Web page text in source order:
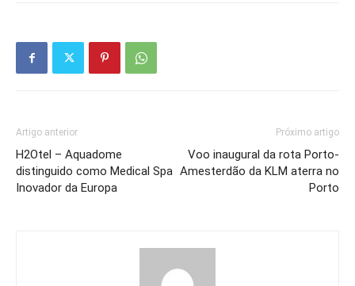
Artigo anterior
H2Otel – Aquadome
distinguido como Medical Spa
Inovador da Europa
Próximo artigo
Voo inaugural da rota Porto-
Amesterdão da KLM aterra no
Porto